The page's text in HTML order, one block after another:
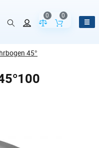
Vergleich der
0
Inhalt des
0
45°